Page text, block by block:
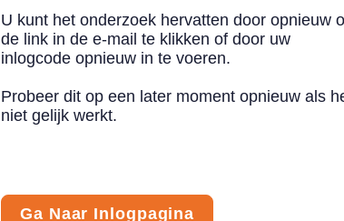
U kunt het onderzoek hervatten door opnieuw
de link in de e-mail te klikken of door uw
inlogcode opnieuw in te voeren.
Probeer dit op een later moment opnieuw als
niet gelijk werkt.